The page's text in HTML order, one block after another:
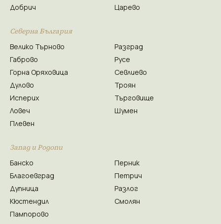
Добрич
Царево
Северна България
Велико Търново
Габрово
Горна Оряховица
Дулово
Исперих
Ловеч
Плевен
Разград
Русе
Севлиево
Троян
Търговище
Шумен
Запад и Родопи
Банско
Благоевград
Дупница
Кюстендил
Пампорово
Перник
Петрич
Разлог
Смолян